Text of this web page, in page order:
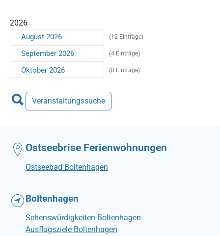
2026
August 2026 (12 Einträge)
September 2026 (4 Einträge)
Oktober 2026 (8 Einträge)
Veranstaltungssuche
Ostseebrise Ferienwohnungen
Ostseebad Boltenhagen
Boltenhagen
Sehenswürdigkeiten Boltenhagen
Ausflugsziele Boltenhagen